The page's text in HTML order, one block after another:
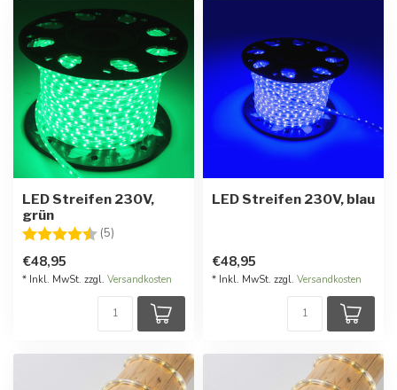
LED Streifen 230V,
grün
Bewertung:
(5)
€48,95
* Inkl. MwSt. zzgl. Versandkosten
LED Streifen 230V, blau
€48,95
* Inkl. MwSt. zzgl. Versandkosten